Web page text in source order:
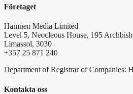
Företaget
Hamnen Media Limited
Level 5, Neocleous House, 195
Limassol, 3030
+357 25 871 240
Department of Registrar of Companies:
Kontakta oss